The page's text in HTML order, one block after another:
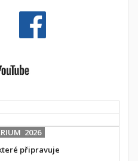
2026
připravuje